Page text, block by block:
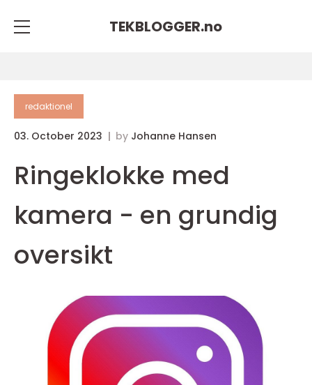
TEKBLOGGER.no
redaktionel
03. October 2023 by Johanne Hansen
Ringeklokke med
kamera - en grundig
oversikt